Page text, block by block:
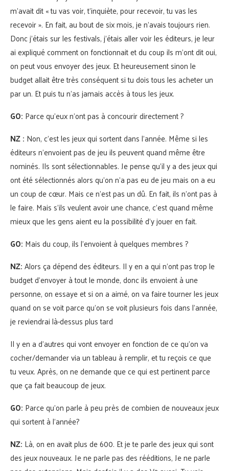
m’avait dit « tu vas voir, t’inquiète, pour recevoir, tu vas les
recevoir ». En fait, au bout de six mois, je n’avais toujours rien.
Donc j’étais sur les festivals, j’étais aller voir les éditeurs, je leur
ai expliqué comment on fonctionnait et du coup ils m’ont dit oui,
on peut vous envoyer des jeux. Et heureusement sinon le
budget allait être très conséquent si tu dois tous les acheter un
par un. Et puis tu n’as jamais accès à tous les jeux.
GO: Parce qu’eux n’ont pas à concourir directement ?
NZ : Non, c’est les jeux qui sortent dans l’année. Même si les
éditeurs n’envoient pas de jeu ils peuvent quand même être
nominés. Ils sont sélectionnables. Je pense qu’il y a des jeux qui
ont été sélectionnés alors qu’on n’a pas eu de jeu mais on a eu
un coup de cœur. Mais ce n’est pas un dû. En fait, ils n’ont pas à
le faire. Mais s’ils veulent avoir une chance, c’est quand même
mieux que les gens aient eu la possibilité d’y jouer en fait.
GO: Mais du coup, ils l’envoient à quelques membres ?
NZ:Alors ça dépend des éditeurs. Il y en a qui n’ont pas trop le
budget d’envoyer à tout le monde, donc ils envoient à une
personne, on essaye et si on a aimé, on va faire tourner les jeux
quand on se voit parce qu’on se voit plusieurs fois dans l’année,
je reviendrai là-dessus plus tard
Il y en a d’autres qui vont envoyer en fonction de ce qu’on va
cocher/demander via un tableau à remplir, et tu reçois ce que
tu veux. Après, on ne demande que ce qui est pertinent parce
que ça fait beaucoup de jeux.
GO: Parce qu’on parle à peu près de combien de nouveaux jeux
qui sortent à l’année?
NZ: Là, on en avait plus de 600. Et je te parle des jeux qui sont
des jeux nouveaux. Je ne parle pas des rééditions, Je ne parle